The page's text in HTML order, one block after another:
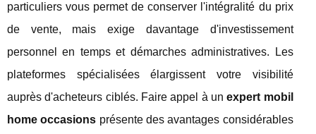
particuliers vous permet de conserver l'intégralité du prix
de vente, mais exige davantage d'investissement
personnel en temps et démarches administratives. Les
plateformes spécialisées élargissent votre visibilité
auprès d'acheteurs ciblés. Faire appel à unexpert mobil
home occasions présente des avantages considérables